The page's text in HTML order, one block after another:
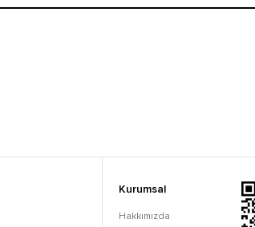
Kurumsal
Hakkımızda